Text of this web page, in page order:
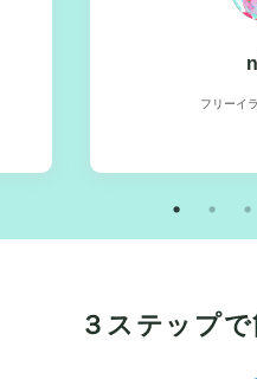
フリーイ
３ステップ